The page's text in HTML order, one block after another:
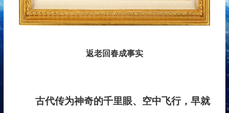
返老回春成事实
古代传为神奇的千里眼、空中飞行，早就